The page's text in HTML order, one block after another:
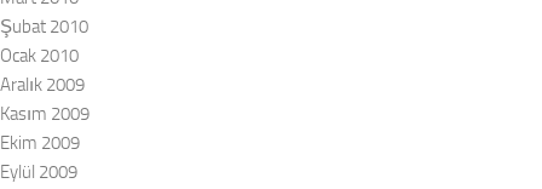
Şubat 2010
Ocak 2010
Aralık 2009
Kasım 2009
Ekim 2009
Eylül 2009